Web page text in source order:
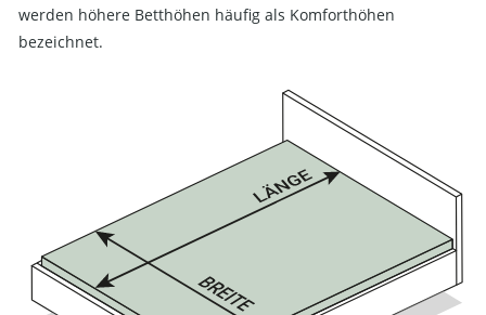
werden höhere Betthöhen häufig als Komforthöhen
bezeichnet.